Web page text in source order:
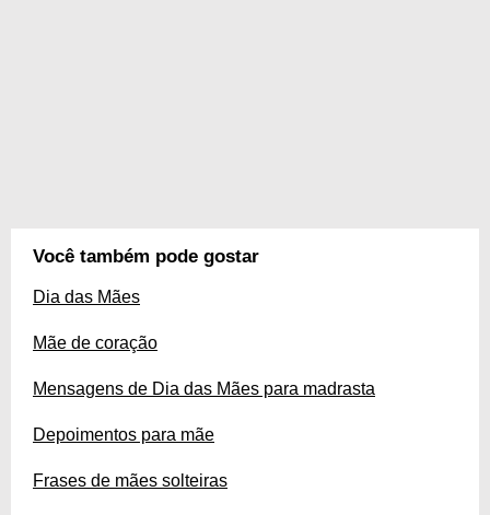
Você também pode gostar
Dia das Mães
Mãe de coração
Mensagens de Dia das Mães para madrasta
Depoimentos para mãe
Frases de mães solteiras